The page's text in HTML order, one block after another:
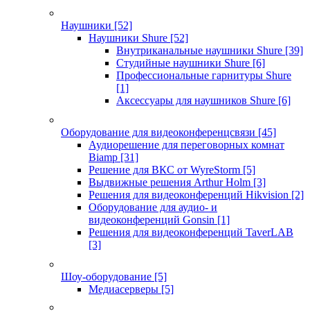
Наушники [52]
Наушники Shure [52]
Внутриканальные наушники Shure [39]
Студийные наушники Shure [6]
Профессиональные гарнитуры Shure
[1]
Аксессуары для наушников Shure [6]
Оборудование для видеоконференцсвязи [45]
Аудиорешение для переговорных комнат
Biamp [31]
Решение для ВКС от WyreStorm [5]
Выдвижные решения Arthur Holm [3]
Решения для видеоконференций Hikvision [2]
Оборудование для аудио- и
видеоконференций Gonsin [1]
Решения для видеоконференций TaverLAB
[3]
Шоу-оборудование [5]
Медиасерверы [5]